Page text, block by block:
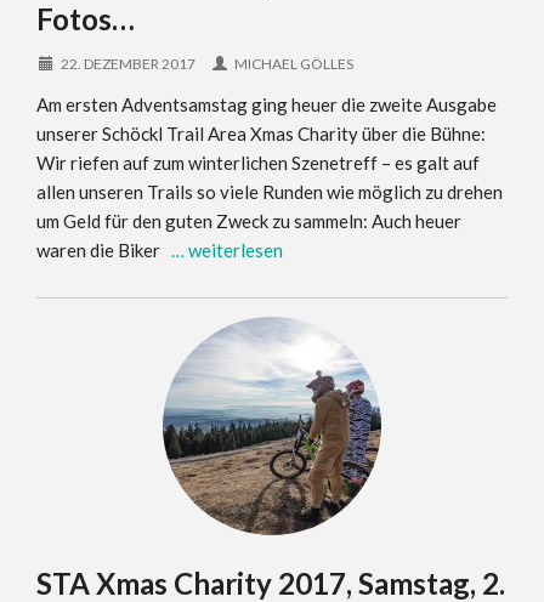
Fotos…
22. DEZEMBER 2017 MICHAEL GÖLLES
Am ersten Adventsamstag ging heuer die zweite Ausgabe
unserer Schöckl Trail Area Xmas Charity über die Bühne:
Wir riefen auf zum winterlichen Szenetreff – es galt auf
allen unseren Trails so viele Runden wie möglich zu drehen
um Geld für den guten Zweck zu sammeln: Auch heuer
waren die Biker … weiterlesen
STA Xmas Charity 2017, Samstag, 2.